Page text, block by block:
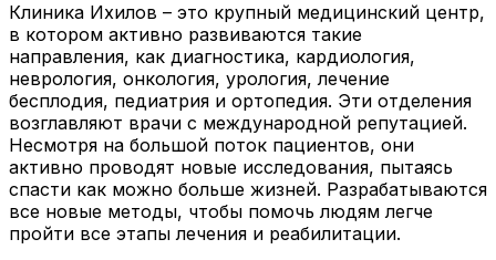
Клиника Ихилов – это крупный медицинский центр,
в котором активно развиваются такие
направления, как диагностика, кардиология,
неврология, онкология, урология, лечение
бесплодия, педиатрия и ортопедия. Эти отделения
возглавляют врачи с международной репутацией.
Несмотря на большой поток пациентов, они
активно проводят новые исследования, пытаясь
спасти как можно больше жизней. Разрабатываются
все новые методы, чтобы помочь людям легче
пройти все этапы лечения и реабилитации.